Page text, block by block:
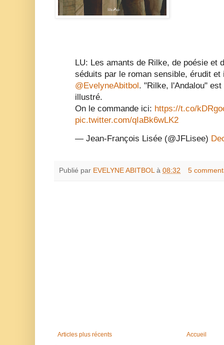
LU: Les amants de Rilke, de poésie et
séduits par le roman sensible, érudit et
@EvelyneAbitbol . "Rilke, l'Andalou"
illustré.
On le commande ici: https://t.co/
pic.twitter.com/qIaBk6wLK2
— Jean-François Lisée (@JFLisee)
Publié par EVELYNE ABITBOL à 08:32 5
Articles plus récents Accueil